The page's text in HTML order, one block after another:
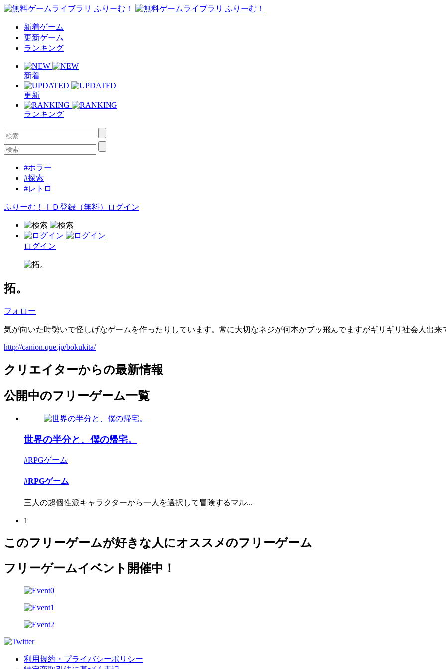
新着ゲーム
更新ゲーム
ランキング
新着
更新
ランキング
#ホラー
#探索
#レトロ
ふりーむ！ＩＤ登録（無料） ログイン
ログイン
拓。
フォロー
気が向いた時勢いで怪しげなゲームを作ったりしています。常に大切なネジが何本かブッ飛んでますがギリギリ社会人出来
http://canion.que.jp/bokukita/
クリエイターからの最新情報
公開中のフリーゲーム一覧
世界の半分と、僕の帰宅。
#RPGゲーム
#RPGゲーム
三人の超個性派キャラクターから一人を選択して冒険するマル...
1
このフリーゲームが好きな人にオススメのフリーゲーム
フリーゲームイベント開催中！
利用規約・プライバシーポリシー